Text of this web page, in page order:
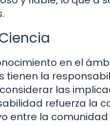
en el
tienen la
las
refuerza la
entre la